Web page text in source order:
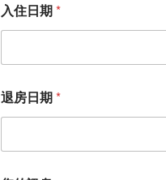
入住日期*
退房日期*